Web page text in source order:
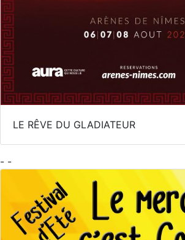
LE RÊVE DU GLADIATEUR
- -